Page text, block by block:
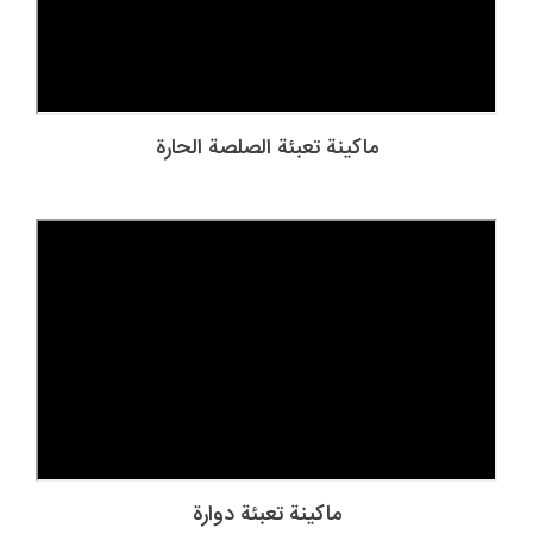
ماكينة تعبئة الصلصة الحارة
ماكينة تعبئة دوارة